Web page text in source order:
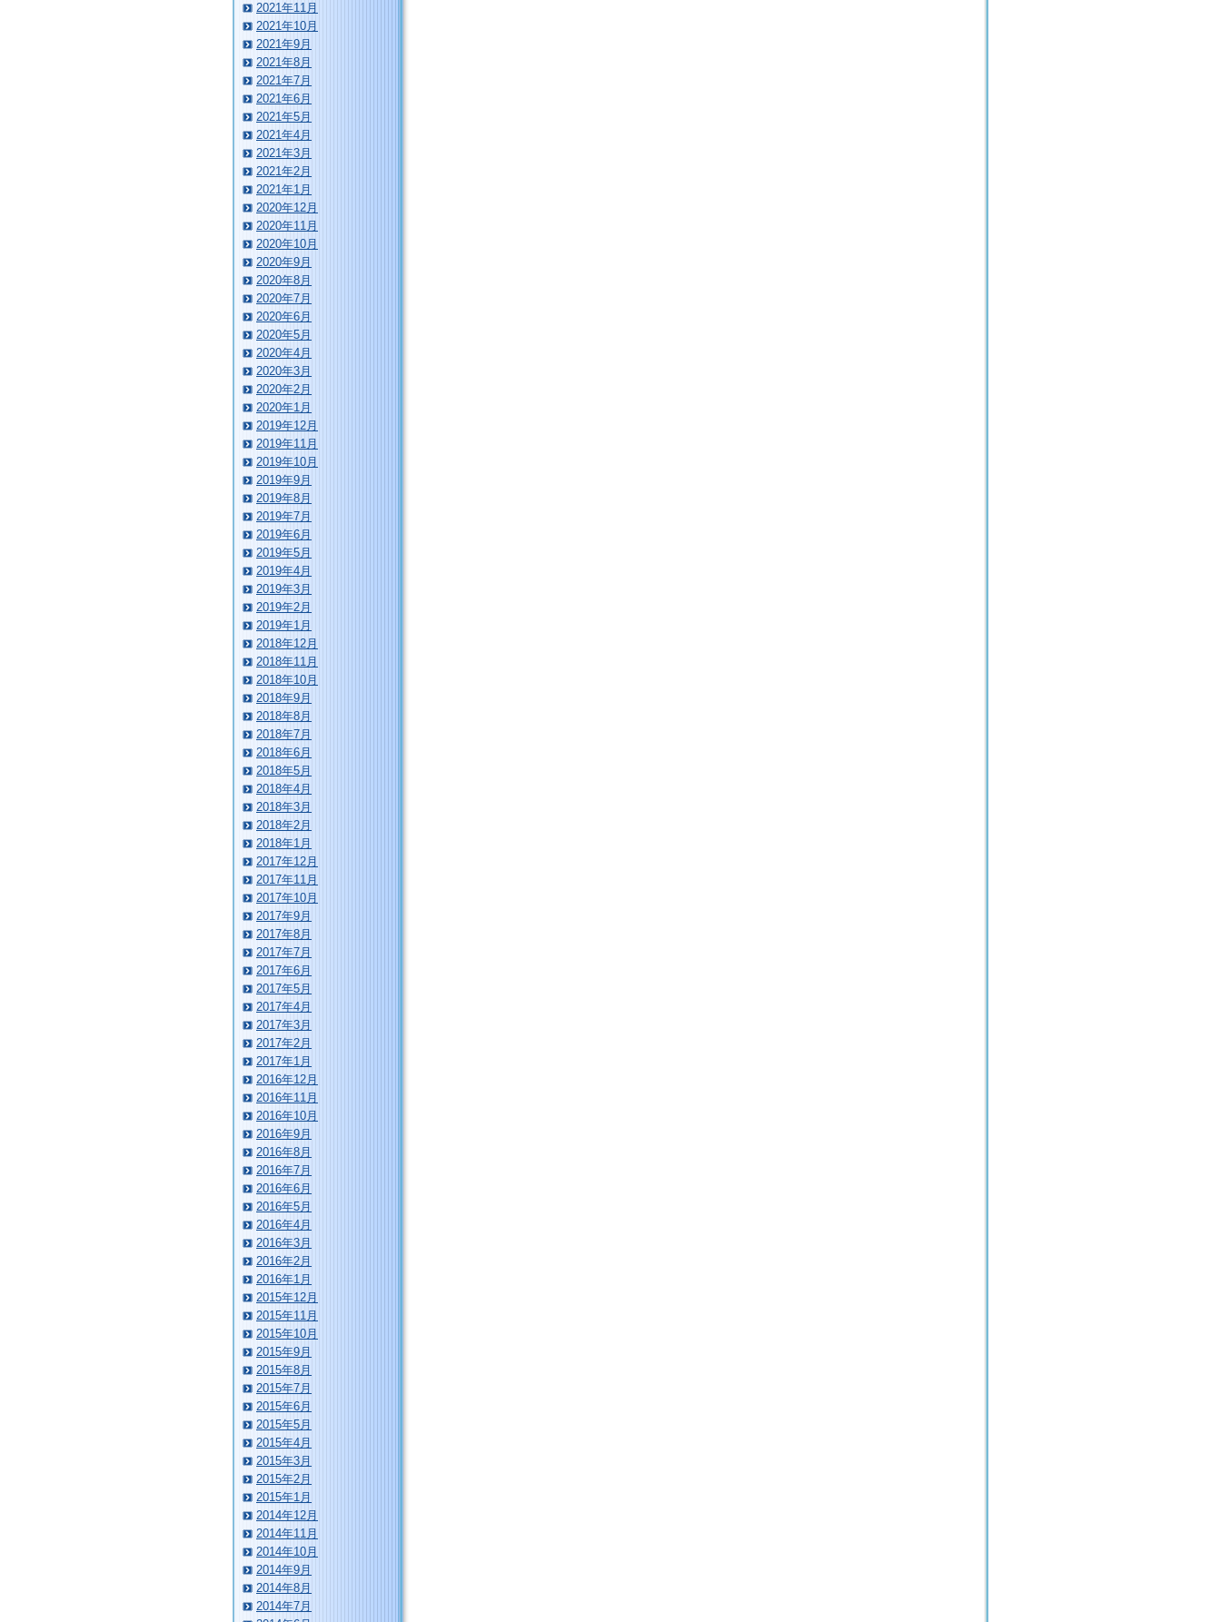
2021年11月
2021年10月
2021年9月
2021年8月
2021年7月
2021年6月
2021年5月
2021年4月
2021年3月
2021年2月
2021年1月
2020年12月
2020年11月
2020年10月
2020年9月
2020年8月
2020年7月
2020年6月
2020年5月
2020年4月
2020年3月
2020年2月
2020年1月
2019年12月
2019年11月
2019年10月
2019年9月
2019年8月
2019年7月
2019年6月
2019年5月
2019年4月
2019年3月
2019年2月
2019年1月
2018年12月
2018年11月
2018年10月
2018年9月
2018年8月
2018年7月
2018年6月
2018年5月
2018年4月
2018年3月
2018年2月
2018年1月
2017年12月
2017年11月
2017年10月
2017年9月
2017年8月
2017年7月
2017年6月
2017年5月
2017年4月
2017年3月
2017年2月
2017年1月
2016年12月
2016年11月
2016年10月
2016年9月
2016年8月
2016年7月
2016年6月
2016年5月
2016年4月
2016年3月
2016年2月
2016年1月
2015年12月
2015年11月
2015年10月
2015年9月
2015年8月
2015年7月
2015年6月
2015年5月
2015年4月
2015年3月
2015年2月
2015年1月
2014年12月
2014年11月
2014年10月
2014年9月
2014年8月
2014年7月